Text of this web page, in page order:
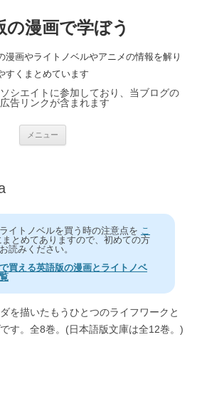
の漫画で学ぼう
漫画やライトノベルやアニメの情報を解り
すくまとめています
シエイトに参加しており、当ブログの
告リンクが含まれます
メニュー
イトノベルを買う時の注意点を こ
まとめてありますので、初めての方
読みください。
買える英語版の漫画とライトノベ
を描いたもうひとつのライフワークと
です。全8巻。(日本語版文庫は全12巻。)